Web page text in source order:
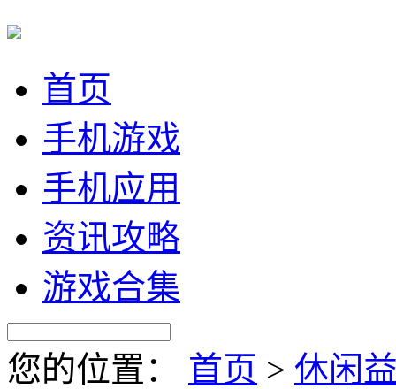
首页
手机游戏
手机应用
资讯攻略
游戏合集
您的位置： 首页 > 休闲